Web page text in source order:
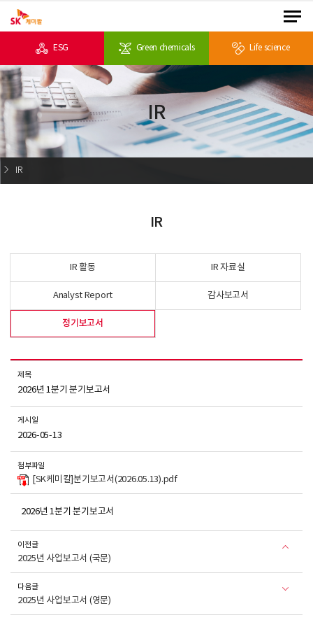
ESG Green chemicals Life science
IR
IR
IR
IR 활동 IR 자료실
Analyst Report 감사보고서
정기보고서
제목
2026년 1분기 분기보고서
게시일
2026-05-13
첨부파일
[SK케미칼]분기보고서(2026.05.13).pdf
2026년 1분기 분기보고서
이전글
2025년 사업보고서 (국문)
다음글
2025년 사업보고서 (영문)